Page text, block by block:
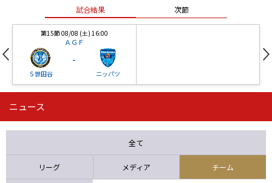
試合結果 次節
第15節 08/08 (土) 16:00
ＡＧＦ
Ｓ世田谷
-
ニッパツ
第16節 09/05 (土) 15:00
ニッパツ 石人の星
ニュース
全て
リーグ メディア チーム